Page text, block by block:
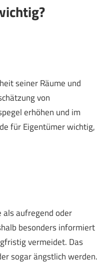
seiner Räume und
von
erhöhen und im
für Eigentümer wichtig,
als aufregend oder
besonders informiert
vermeidet. Das
sogar ängstlich werden.